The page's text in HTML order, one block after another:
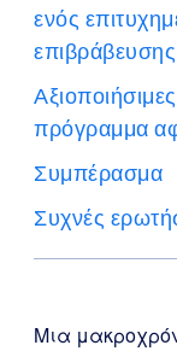
ενός
επιβράβευσης
πρόγραμμα
Συμπέρασμα
Συχνές
Μια